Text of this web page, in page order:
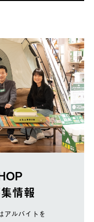
情報
アルバイトを